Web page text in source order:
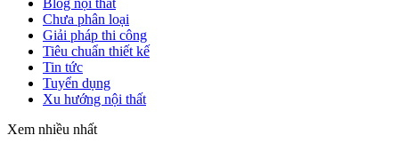
Blog nội thất
Chưa phân loại
Giải pháp thi công
Tiêu chuẩn thiết kế
Tin tức
Tuyển dụng
Xu hướng nội thất
Xem nhiều nhất